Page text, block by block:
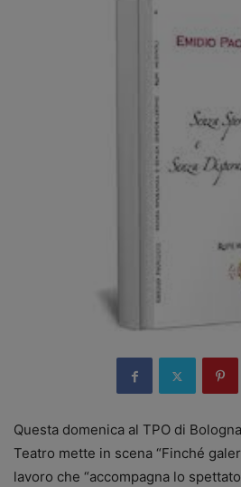
Questa domenica al TPO di
Teatro mette in scena “Finché
lavoro che “accompagna lo